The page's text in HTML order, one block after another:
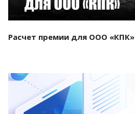
Расчет премии для ООО «КПК»